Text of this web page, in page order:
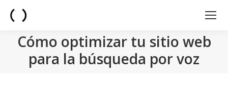
Cómo optimizar tu sitio web
para la búsqueda por voz